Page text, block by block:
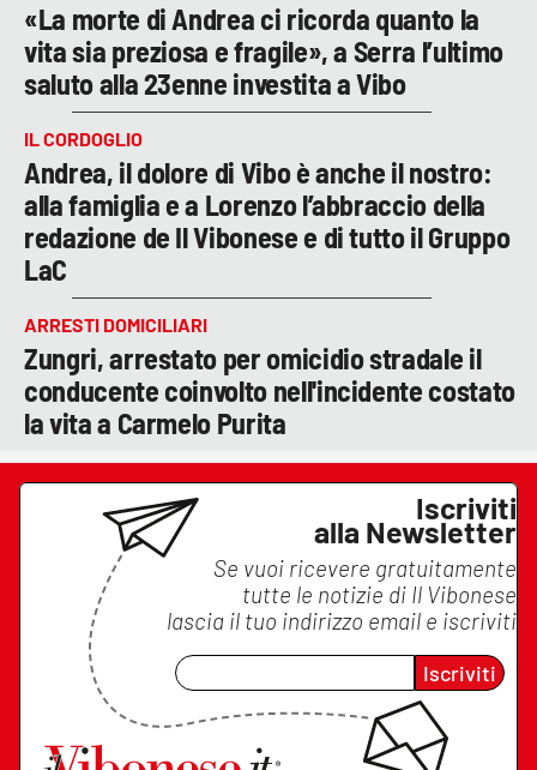
«La morte di Andrea ci ricorda quanto la
vita sia preziosa e fragile», a Serra l’ultimo
saluto alla 23enne investita a Vibo
IL CORDOGLIO
Andrea, il dolore di Vibo è anche il nostro:
alla famiglia e a Lorenzo l’abbraccio della
redazione de Il Vibonese e di tutto il Gruppo
LaC
ARRESTI DOMICILIARI
Zungri, arrestato per omicidio stradale il
conducente coinvolto nell'incidente costato
la vita a Carmelo Purita
Iscriviti
alla Newsletter
Se vuoi ricevere gratuitamente
tutte le notizie di Il Vibonese
lascia il tuo indirizzo email e iscriviti
Iscriviti